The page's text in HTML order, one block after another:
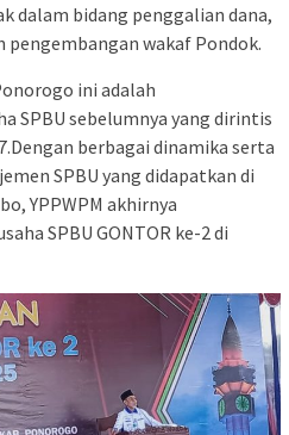
dalam bidang penggalian dana,
pengembangan wakaf Pondok.
ini adalah
SPBU sebelumnya yang dirintis
berbagai dinamika serta
SPBU yang didapatkan di
YPPWPM akhirnya
SPBU GONTOR ke-2 di